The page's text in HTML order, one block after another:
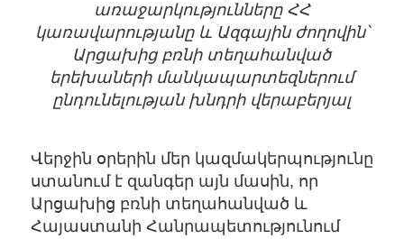
առաջարկությունները ՀՀ
կառավարությանը և Ազգային ժողովին՝
Արցախից բռնի տեղահանված
երեխաների մանկապարտեզներում
ընդունելության խնդրի վերաբերյալ
Վերջին օրերին մեր կազմակերպությունը
ստանում է զանգեր այն մասին, որ
Արցախից բռնի տեղահանված և
Հայաստանի Հանրապետությունում